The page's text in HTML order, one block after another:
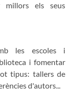
millors els seus
les escoles i
i fomentar
tipus: tallers de
d'autors...